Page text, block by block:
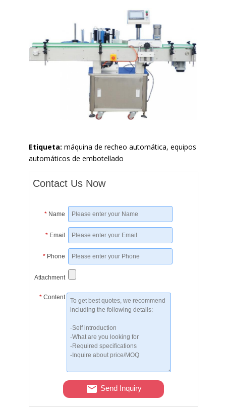
Etiqueta: máquina de recheo automática, equipos
automáticos de embotellado
Contact Us Now
* Name
* Email
* Phone
Attachment
* Content
Send Inquiry